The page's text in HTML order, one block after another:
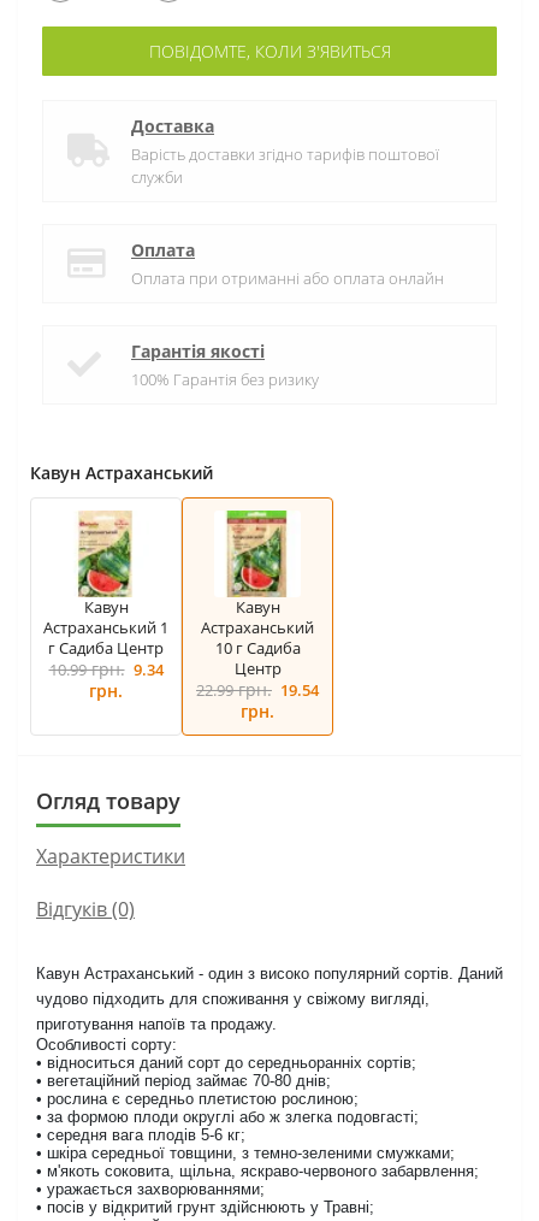
ПОВІДОМТЕ, КОЛИ З'ЯВИТЬСЯ
Доставка
Варість доставки згідно тарифів поштової
служби
Оплата
Оплата при отриманні або оплата онлайн
Гарантія якості
100% Гарантія без ризику
Кавун Астраханський
Кавун
Астраханський 1
г Садиба Центр
10.99грн. 9.34
грн.
Кавун
Астраханський
10 г Садиба
Центр
22.99грн. 19.54
грн.
Огляд товару
Характеристики
Відгуків (0)
Кавун Астраханський - один з високо популярний сортів. Даний
чудово підходить для споживання у свіжому вигляді,
приготування напоїв та продажу.
Особливості сорту:
• відноситься даний сорт до середньоранніх сортів;
• вегетаційний період займає 70-80 днів;
• рослина є середньо плетистою рослиною;
• за формою плоди округлі або ж злегка подовгасті;
• середня вага плодів 5-6 кг;
• шкіра середньої товщини, з темно-зеленими смужками;
• м'якоть соковита, щільна, яскраво-червоного забарвлення;
• уражається захворюваннями;
• посів у відкритий грунт здійснюють у Травні;